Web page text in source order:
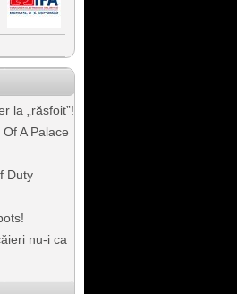
la „răsfoit”!
A Palace
Duty
nu-i ca